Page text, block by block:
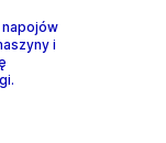
i